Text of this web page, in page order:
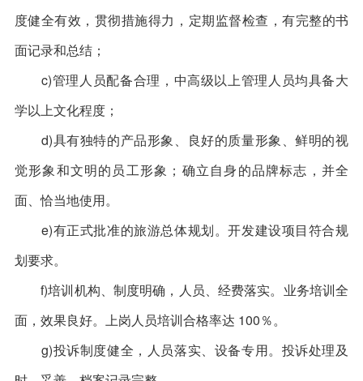
度健全有效，贯彻措施得力，定期监督检查，有完整的书
面记录和总结；
c)管理人员配备合理，中高级以上管理人员均具备大
学以上文化程度；
d)具有独特的产品形象、良好的质量形象、鲜明的视
觉形象和文明的员工形象；确立自身的品牌标志，并全
面、恰当地使用。
e)有正式批准的旅游总体规划。开发建设项目符合规
划要求。
f)培训机构、制度明确，人员、经费落实。业务培训全
面，效果良好。上岗人员培训合格率达 100％。
g)投诉制度健全，人员落实、设备专用。投诉处理及